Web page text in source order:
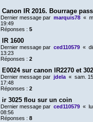
Canon IR 2016. Bourrage
Dernier message par marquis78 «
19:49
Réponses : 5
IR 1600
Dernier message par ced110579 «
13:23
Réponses : 2
E0024 sur canon IR2270 et
Dernier message par jdela « sam.
17:48
Réponses : 2
ir 3025 flou sur un coin
Dernier message par ced110579 «
08:56
Réponses : 8